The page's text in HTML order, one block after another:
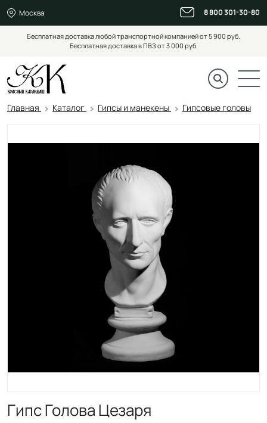
Москва 8 800 301-30-80
Бесплатная доставка любой транспортной компанией от 5 900 руб.
Бесплатная доставка в ПВЗ от 3 000 руб.
Главная Каталог Гипсы и манекены Гипсовые головы
Гипс Голова Цезаря